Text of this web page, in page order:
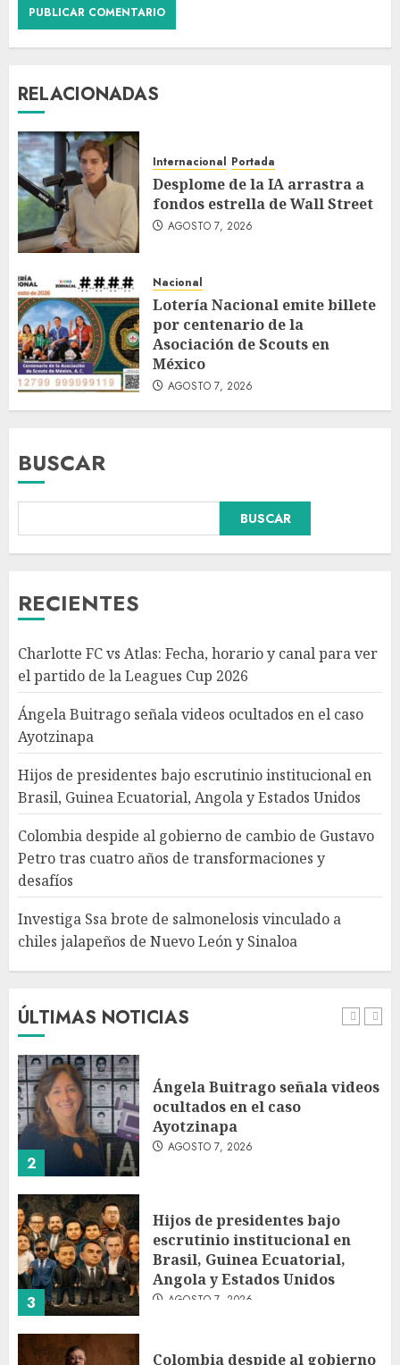
RELACIONADAS
Internacional Portada
Desplome de la IA arrastra a
fondos estrella de Wall Street
AGOSTO 7, 2026
Nacional
Lotería Nacional emite billete
por centenario de la
Asociación de Scouts en
México
AGOSTO 7, 2026
BUSCAR
BUSCAR
RECIENTES
Charlotte FC vs Atlas: Fecha, horario y canal para ver
el partido de la Leagues Cup 2026
Ángela Buitrago señala videos ocultados en el caso
Ayotzinapa
Hijos de presidentes bajo escrutinio institucional en
Brasil, Guinea Ecuatorial, Angola y Estados Unidos
Colombia despide al gobierno de cambio de Gustavo
Petro tras cuatro años de transformaciones y
desafíos
Investiga Ssa brote de salmonelosis vinculado a
chiles jalapeños de Nuevo León y Sinaloa
ÚLTIMAS NOTICIAS
3
Hijos de presidentes bajo
4
Colombia despide al gobierno
de cambio de Gustavo Petro
transformaciones y desafíos
5
Investiga Ssa brote de
chiles jalapeños de Nuevo
León y Sinaloa
1
Charlotte FC vs Atlas: Fecha,
AGOSTO 7, 2026
2
Ángela Buitrago señala videos
ocultados en el caso
Ayotzinapa
AGOSTO 7, 2026
3
Hijos de presidentes bajo
escrutinio institucional en
Brasil, Guinea Ecuatorial,
Angola y Estados Unidos
AGOSTO 7, 2026
Colombia despide al gobierno